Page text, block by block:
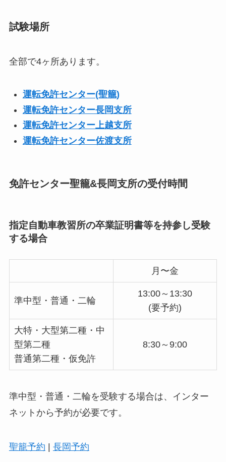
試験場所
全部で4ヶ所あります。
運転免許センター(聖籠)
運転免許センター長岡支所
運転免許センター上越支所
運転免許センター佐渡支所
免許センター聖籠&長岡支所の受付時間
指定自動車教習所の卒業証明書等を持参し受験
する場合
月〜金
準中型・普通・二輪
13:00～13:30
(要予約)
大特・大型第二種・中
型第二種
普通第二種・仮免許
8:30～9:00
準中型・普通・二輪を受験する場合は、インター
ネットから予約が必要です。
聖籠予約 | 長岡予約